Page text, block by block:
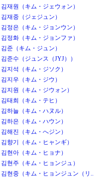
김재원（キム・ジェウォン）
김재중（ジェジュン）
김정은（キム・ジョンウン）
김정화（キム・ジョンファ）
김준（キム・ジュン）
김준수（ジュンス（JYJ））
김지석（キム・ジソク）
김지우（キム・ジウ）
김지원（キム・ジウォン）
김태희（キム・テヒ）
김하늘（キム・ハヌル）
김하은（キム・ハウン）
김해진（キム・へジン）
김향기（キム・ヒャンギ）
김현아（キム・ヒョナ）
김현주（キム・ヒョンジュ）
김현중（キム・ヒョンジュン（リ..